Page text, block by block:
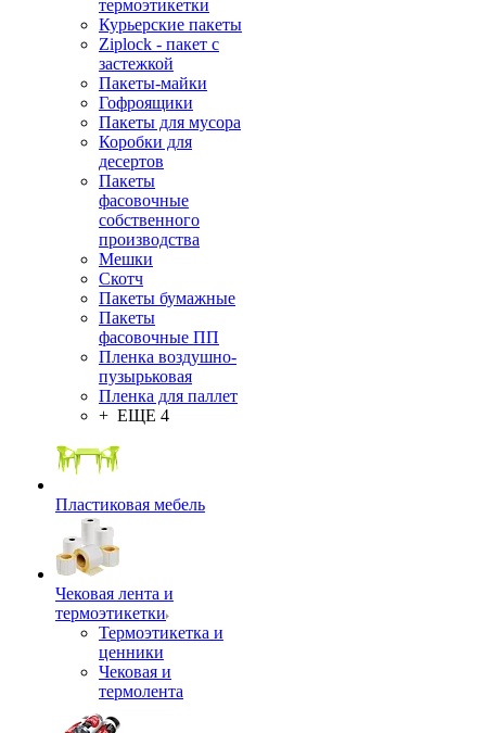
термоэтикетки
Курьерские пакеты
Ziplock - пакет с
застежкой
Пакеты-майки
Гофроящики
Пакеты для мусора
Коробки для
десертов
Пакеты
фасовочные
собственного
производства
Мешки
Скотч
Пакеты бумажные
Пакеты
фасовочные ПП
Пленка воздушно-
пузырьковая
Пленка для паллет
+ ЕЩЕ 4
Пластиковая мебель
Чековая лента и
термоэтикетки
Термоэтикетка и
ценники
Чековая и
термолента